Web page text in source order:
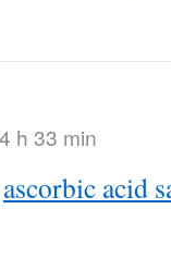
h 33 min
ascorbic acid